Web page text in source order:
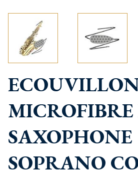
MICROFIBRE
SAXOPHONE
SOPRANO